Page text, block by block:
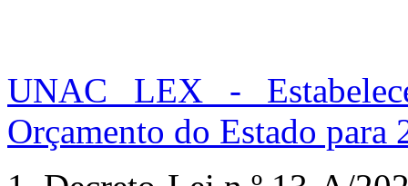
UNAC LEX -
Orçamento do Estado para